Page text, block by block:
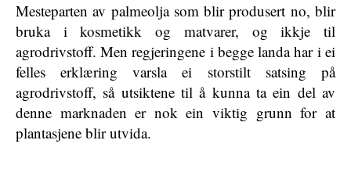
Mesteparten av palmeolja som blir produsert no, blir
bruka i kosmetikk og matvarer, og ikkje til
agrodrivstoff. Men regjeringene i begge landa har i ei
felles erklæring varsla ei storstilt satsing på
agrodrivstoff, så utsiktene til å kunna ta ein del av
denne marknaden er nok ein viktig grunn for at
plantasjene blir utvida.